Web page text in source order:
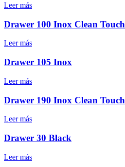
Leer más
Drawer 100 Inox Clean Touch
Leer más
Drawer 105 Inox
Leer más
Drawer 190 Inox Clean Touch
Leer más
Drawer 30 Black
Leer más